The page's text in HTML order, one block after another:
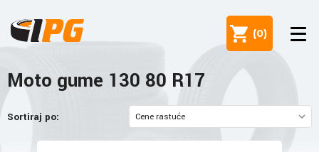
(0)
Moto gume 130 80 R17
Sortiraj po: